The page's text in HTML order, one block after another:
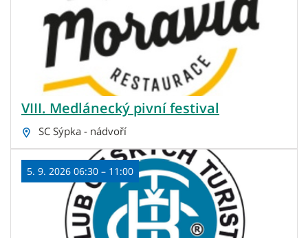
VIII. Medlánecký pivní festival
SC Sýpka - nádvoří
5. 9. 2026 06:30 – 11:00